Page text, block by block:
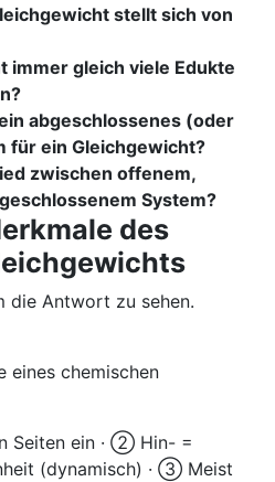
stellt sich von
immer gleich viele Edukte
abgeschlossenes (oder
für ein Gleichgewicht?
zwischen offenem,
System?
des
die Antwort zu sehen.
eines chemischen
Seiten ein · ② Hin- =
(dynamisch) · ③ Meist